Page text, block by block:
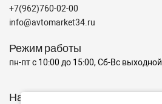
+7(962)760-02-00
info@avtomarket34.ru
Режим работы
пн-пт с 10:00 до 15:00, Сб-Вс выходной
Наш рейтинг на Яндексе